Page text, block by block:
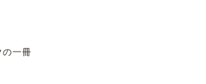
の一冊